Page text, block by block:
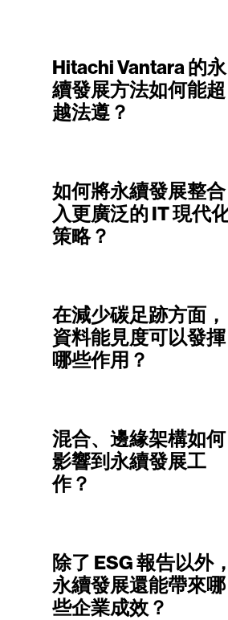
Hitachi Vantara 的永
續發展方法如何能超
越法遵？
如何將永續發展整合
入更廣泛的 IT 現代
策略？
在減少碳足跡方面，
資料能見度可以發揮
哪些作用？
混合、邊緣架構如何
影響到永續發展工
作？
除了 ESG 報告以外，
永續發展還能帶來哪
些企業成效？